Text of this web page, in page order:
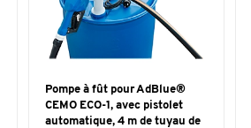
Pompe à fût pour AdBlue®
CEMO ECO-1, avec pistolet
automatique, 4 m de tuyau de